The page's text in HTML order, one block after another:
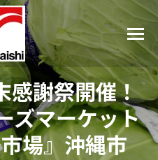
感謝祭開催！
ズマーケット
場』沖縄市